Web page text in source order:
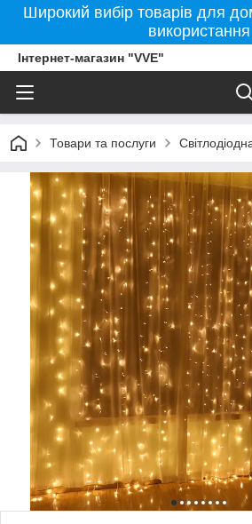
Широкий вибір товарів для
використання
Інтернет-магазин "VVE"
Товари та послуги